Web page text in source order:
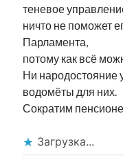
теневое
ничто не поможет
Парламента,
потому как всё
Ни народостояние
водомёты для них.
Сократим
Загрузка...